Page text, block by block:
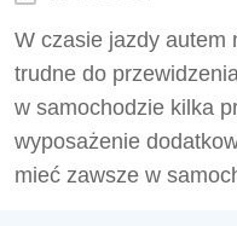
W czasie jazdy autem
trudne do
w samochodzie kilka
wyposażenie
mieć zawsze w